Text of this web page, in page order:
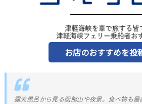
お店のおすすめを投
露天風呂から見る函館山や夜景。食べ物も